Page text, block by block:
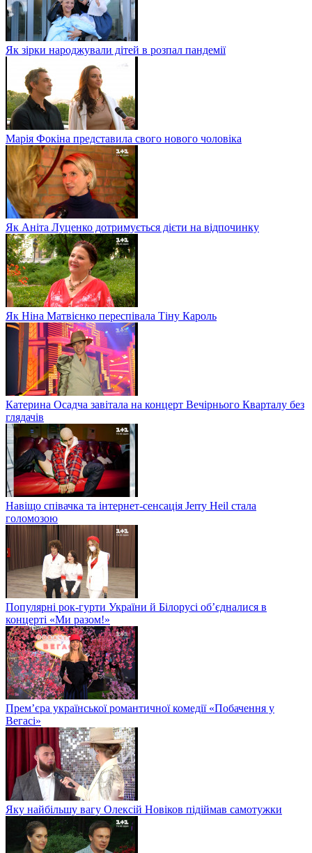
Як зірки народжували дітей в розпал пандемії
Марія Фокіна представила свого нового чоловіка
Як Аніта Луценко дотримується дієти на відпочинку
Як Ніна Матвієнко переспівала Тіну Кароль
Катерина Осадча завітала на концерт Вечірнього Кварталу без
глядачів
Навіщо співачка та інтернет-сенсація Jerry Heil стала
голомозою
Популярні рок-гурти України й Білорусі об’єдналися в
концерті «Ми разом!»
Прем’єра української романтичної комедії «Побачення у
Вегасі»
Яку найбільшу вагу Олексій Новіков підіймав самотужки